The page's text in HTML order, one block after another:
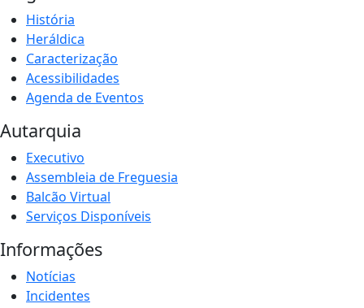
História
Heráldica
Caracterização
Acessibilidades
Agenda de Eventos
Autarquia
Executivo
Assembleia de Freguesia
Balcão Virtual
Serviços Disponíveis
Informações
Notícias
Incidentes